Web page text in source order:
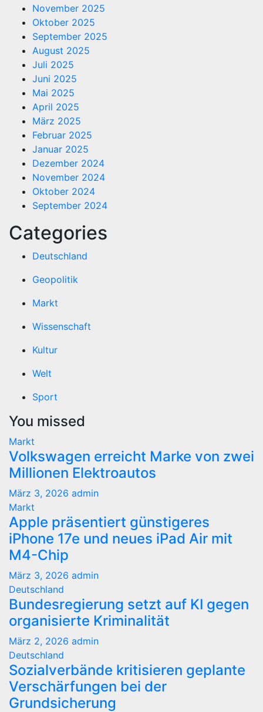
November 2025
Oktober 2025
September 2025
August 2025
Juli 2025
Juni 2025
Mai 2025
April 2025
März 2025
Februar 2025
Januar 2025
Dezember 2024
November 2024
Oktober 2024
September 2024
Categories
Deutschland
Geopolitik
Markt
Wissenschaft
Kultur
Welt
Sport
You missed
Markt
Volkswagen erreicht Marke von zwei
Millionen Elektroautos
März 3, 2026 admin
Markt
Apple präsentiert günstigeres
iPhone 17e und neues iPad Air mit
M4-Chip
März 3, 2026 admin
Deutschland
Bundesregierung setzt auf KI gegen
organisierte Kriminalität
März 2, 2026 admin
Deutschland
Sozialverbände kritisieren geplante
Verschärfungen bei der
Grundsicherung